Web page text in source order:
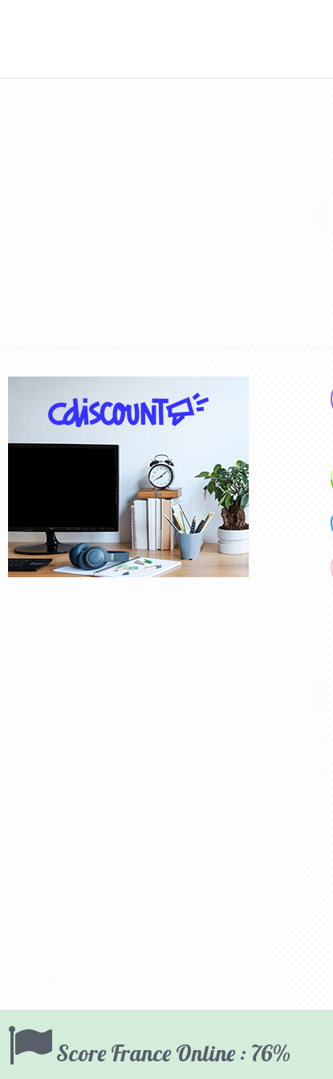
Score France Online : 76%